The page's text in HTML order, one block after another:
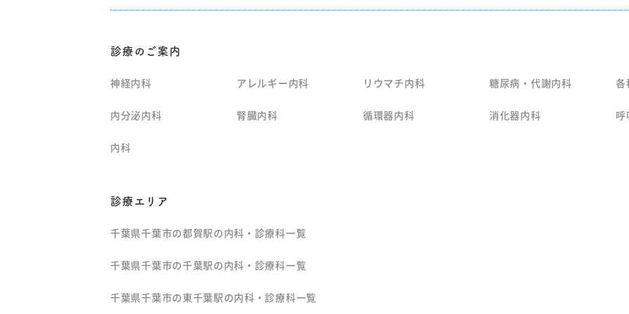
診療のご案内
神経内科 アレルギー内科 リウマチ内科 糖尿病・代謝内科 各
内分泌内科 腎臓内科 循環器内科 消化器内科 呼
内科
診療エリア
千葉県千葉市の都賀駅の内科・診療科一覧
千葉県千葉市の千葉駅の内科・診療科一覧
千葉県千葉市の東千葉駅の内科・診療科一覧